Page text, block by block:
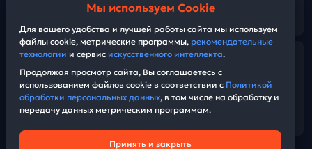
09 мая 2025 г., 14:00
ВОКАЛЬНЫЙ СТРИМ | ПОЕМ
ЕГЭ 2026 ПО РУССКОМУ ЯЗЫКУ И МАТЕМАТИКЕ
09 мая 2025 г., 10:00
Мы используем Cookie
Для вашего удобства и лучшей работы сайта мы используем
файлы cookie, метрические программы, рекомендательные
технологии и сервис искусственного интеллекта.
Продолжая просмотр сайта, Вы соглашаетесь с
использованием файлов cookie в соответствии с Политикой
обработки персональных данных, в том числе на обработку и
передачу данных метрическим программам.
Принять и закрыть